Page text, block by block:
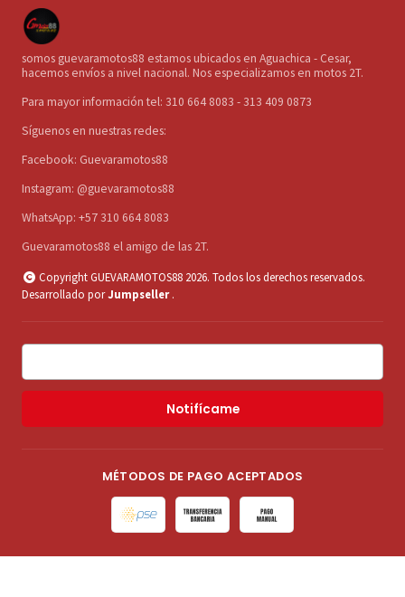
somos guevaramotos88 estamos ubicados en Aguachica - Cesar,
hacemos envíos a nivel nacional. Nos especializamos en motos 2T.
Para mayor información tel: 310 664 8083 - 313 409 0873
Síguenos en nuestras redes:
Facebook: Guevaramotos88
Instagram: @guevaramotos88
WhatsApp: +57 310 664 8083
Guevaramotos88 el amigo de las 2T.
Copyright GUEVARAMOTOS88 2026. Todos los derechos reservados.
Desarrollado porJumpseller .
Notifícame
MÉTODOS DE PAGO ACEPTADOS